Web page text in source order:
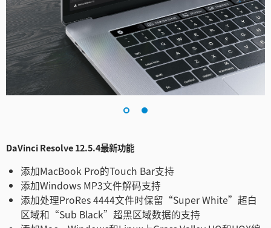
DaVinci Resolve 12.5.4最新功能
添加MacBook Pro的Touch Bar支持
添加Windows MP3文件解码支持
添加处理ProRes 4444文件时保留“Super White”超白
区域和“Sub Black”超黑区域数据的支持